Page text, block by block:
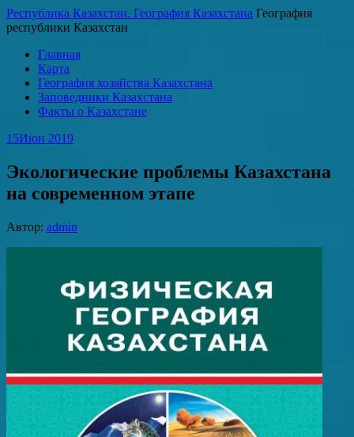
Республика Казахстан. География Казахстана География
республики Казахстан
Главная
Карта
География хозяйства Казахстана
Заповедники Казахстана
Факты о Казахстане
15Июн 2019
Экологические проблемы Казахстана
на современном этапе
Автор: admin